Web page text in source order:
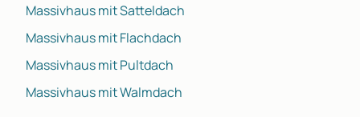
Massivhaus mit Satteldach
Massivhaus mit Flachdach
Massivhaus mit Pultdach
Massivhaus mit Walmdach